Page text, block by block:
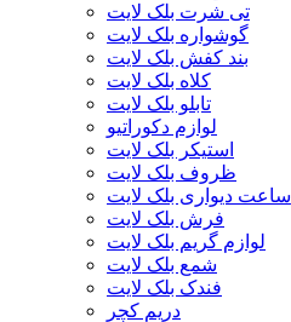
تی شرت بلک لایت
گوشواره بلک لایت
بند کفش بلک لایت
کلاه بلک لایت
تابلو بلک لایت
لوازم دکوراتیو
استیکر بلک لایت
ظروف بلک لایت
ساعت دیواری بلک لایت
فرش بلک لایت
لوازم گریم بلک لایت
شمع بلک لایت
فندک بلک لایت
دریم کچر